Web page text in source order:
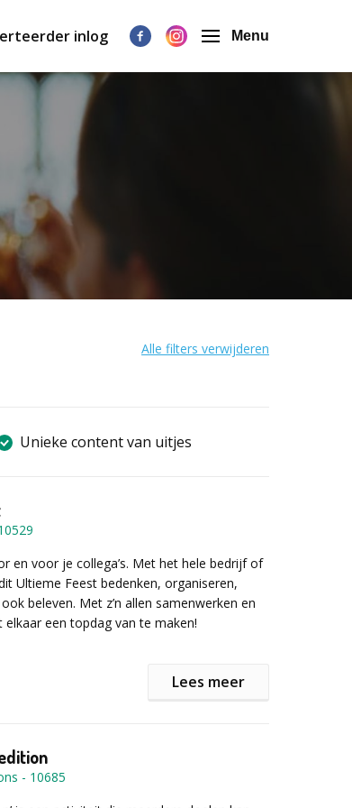
inlog Menu
Alle filters verwijderen
Unieke content van uitjes
en voor je collega’s. Met het hele bedrijf of
Ultieme Feest bedenken, organiseren,
beleven. Met z’n allen samenwerken en
een topdag van te maken!
op deze feestdag. Bij een goed feest
en feestelijke uitstraling heeft. Daarom
de groepsgrootte, kiezen uit een
op weg te helpen een bijdrage te leveren
Lees meer
- 10685